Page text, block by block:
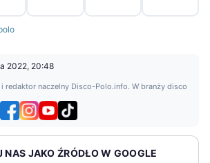
2022, 20:48
redaktor naczelny Disco-Polo.info. W branży disco
NAS JAKO ŹRÓDŁO W GOOGLE